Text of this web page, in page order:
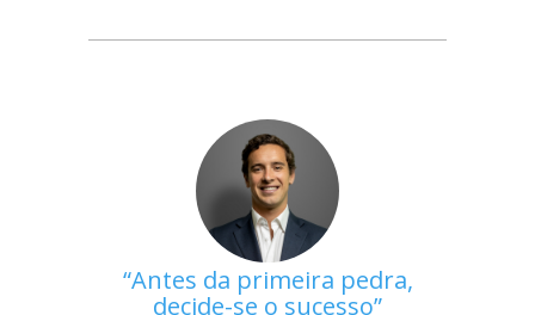
Antes da primeira pedra,
decide-se o sucesso